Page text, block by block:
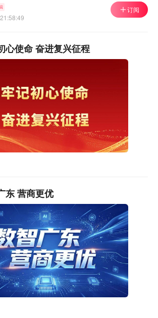
可以申请汽车以旧换新补贴？什么车可
贴？非东莞车牌可以参与本轮活动吗？
）操作秘笈来啦！
动自行车以旧换新活动开始啦！想换电
看过来！一次性补贴500元。电动自行
是什么？怎么申请电动自行车以旧换新
频GET全流程！
订阅
心使命 奋进复兴征程
东 营商更优